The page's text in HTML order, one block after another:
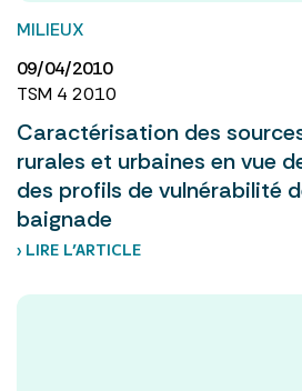
MILIEUX
09/04/2010
TSM 4 2010
Caractérisation des
rurales et urbaines en vue
des profils de vulnérabilité
baignade
› LIRE L’ARTICLE